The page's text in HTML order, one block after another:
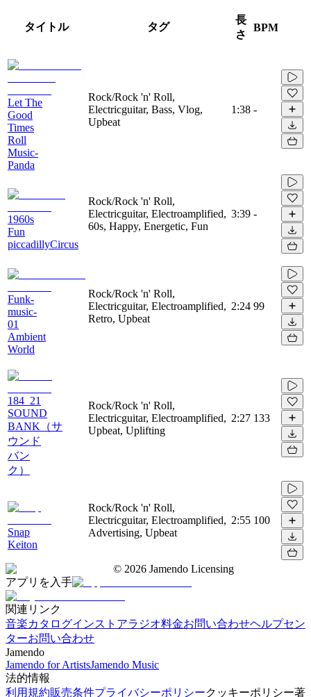
タイトル タグ
長
さ
BPM
Let The
Good
Times
Roll
Music-
Panda
Rock/Rock 'n' Roll,
Electricguitar, Bass, Vlog,
Upbeat
1:38 -
1960s
Fun
piccadillyCircus
Rock/Rock 'n' Roll,
Electricguitar, Electroamplified,
60s, Happy, Energetic, Fun
3:39 -
Funk-
music-
01
Ambient
World
Rock/Rock 'n' Roll,
Electricguitar, Electroamplified,
Retro, Upbeat
2:24 99
184_21
SOUND
BANK（サ
ウンド
バン
ク）
Rock/Rock 'n' Roll,
Electricguitar, Electroamplified,
Upbeat, Uplifting
2:27 133
Snap
Keiton
Rock/Rock 'n' Roll,
Electricguitar, Electroamplified,
Advertising, Upbeat
2:55 100
© 2026 Jamendo Licensing
アプリを入手
関連リンク
音楽カタログインストアラジオ料金お問い合わせヘルプセン
ターお問い合わせ
Jamendo
Jamendo for ArtistsJamendo Music
法的情報
利用規約販売条件プライバシーポリシークッキーポリシー著